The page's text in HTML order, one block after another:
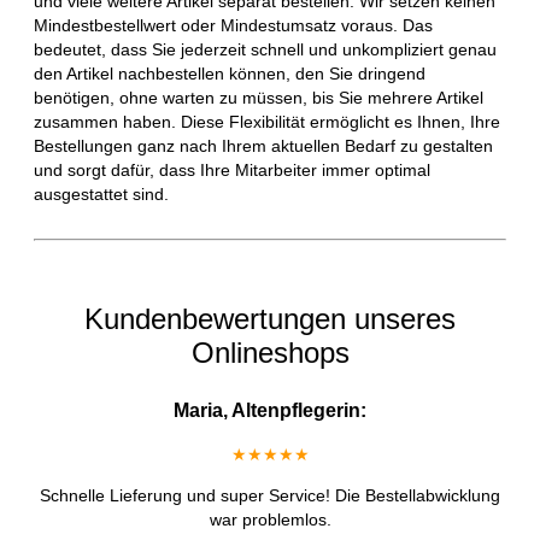
Mindestbestellwert oder Mindestumsatz voraus. Das
bedeutet, dass Sie jederzeit schnell und unkompliziert genau
den Artikel nachbestellen können, den Sie dringend
benötigen, ohne warten zu müssen, bis Sie mehrere Artikel
zusammen haben. Diese Flexibilität ermöglicht es Ihnen, Ihre
Bestellungen ganz nach Ihrem aktuellen Bedarf zu gestalten
und sorgt dafür, dass Ihre Mitarbeiter immer optimal
ausgestattet sind.
Kundenbewertungen unseres
Onlineshops
Maria, Altenpflegerin:
★★★★★
Schnelle Lieferung und super Service! Die Bestellabwicklung
war problemlos.